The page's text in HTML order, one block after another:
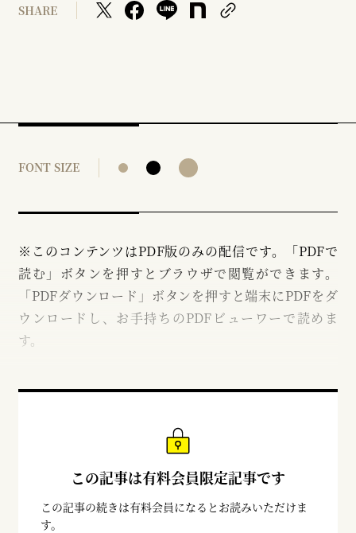
SHARE
FONT SIZE
※このコンテンツはPDF版のみの配信です。「PDFで
読む」ボタンを押すとブラウザで閲覧ができます。
「PDFダウンロード」ボタンを押すと端末にPDFをダ
ウンロードし、お手持ちのPDFビューワーで読めま
す。
この記事は有料会員限定記事です
この記事の続きは有料会員になるとお読みいただけま
す。